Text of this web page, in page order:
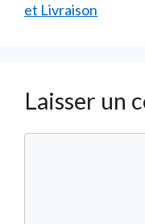
et Livraison
Laisser un